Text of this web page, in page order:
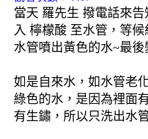
當天 羅先生 撥電話來
入 檸檬酸 至水管，等
水管噴出黃色的水~最
如是自來水，如水管老
綠色的水，是因為裡面
有生鏽，所以只洗出水